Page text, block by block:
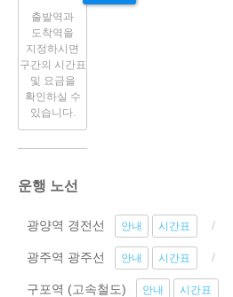
출발역과
도착역을
지정하시면
구간의 시간표
및 요금을
확인하실 수
있습니다.
운행 노선
광양역 경전선 안내 시간표
광주역 광주선 안내 시간표
구포역 (고속철도) 안내 시간표